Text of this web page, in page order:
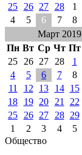
25
26 27 28 1
4
5 6 7 8
Март 2019
Пн Вт Ср Чт Пт
25
26 27 28 1
4
5 6 7 8
11
12 13 14 15
18
19 20 21 22
25
26 27 28 29
1
2 3 4 5
Общество